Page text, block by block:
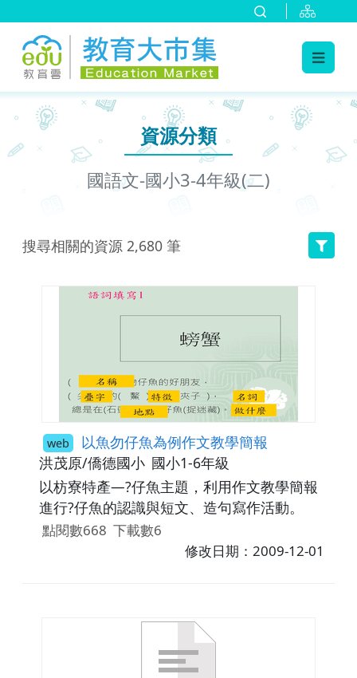
資源分類
國語文-國小3-4年級(二)
搜尋相關的資源 2,680 筆
web 以魚勿仔魚為例作文教學簡報
洪茂原/僑德國小 國小1-6年級
以枋寮特產—?仔魚主題，利用作文教學簡報
進行?仔魚的認識與短文、造句寫作活動。
點閱數668 下載數6
修改日期：2009-12-01